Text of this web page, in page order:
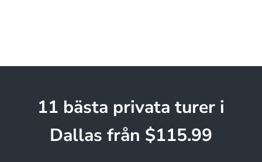
11 bästa privata turer i
Dallas från $115.99